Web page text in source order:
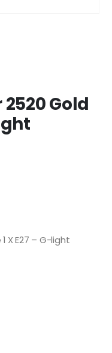
Gold
X E27 – G-light